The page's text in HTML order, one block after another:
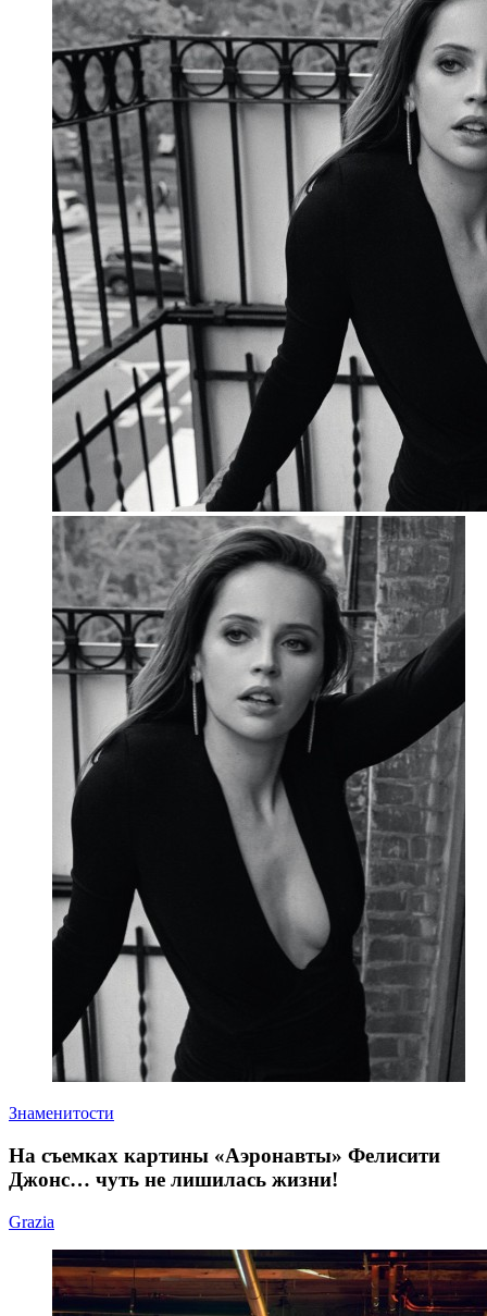
Знаменитости
На съемках картины «Аэронавты» Фелисити
Джонс… чуть не лишилась жизни!
Grazia